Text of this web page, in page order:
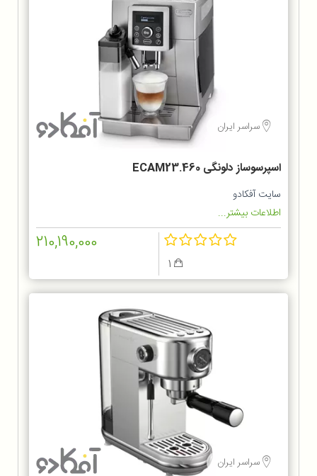
سراسر ایران
اسپرسوساز دلونگی ECAM23.460
سایت آفکادو
اطلاعات بیشتر...
210,190,000
سراسر ایران